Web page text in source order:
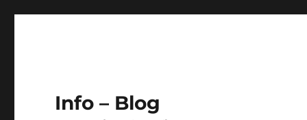
Info – Blog